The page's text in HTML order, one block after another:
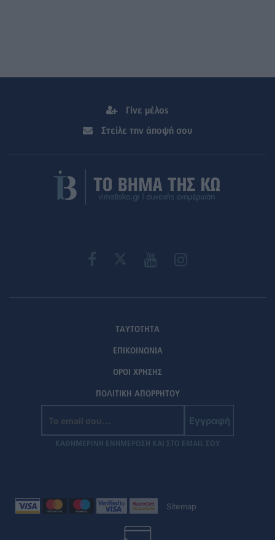
Γίνε μέλος
Στείλε την άποψή σου
ΤΑΥΤΟΤΗΤΑ
ΕΠΙΚΟΙΝΩΝΙΑ
ΟΡΟΙ ΧΡΗΣΗΣ
ΠΟΛΙΤΙΚΗ ΑΠΟΡΡΗΤΟΥ
Εγγραφή
ΚΑΘΗΜΕΡΙΝΗ ΕΝΗΜΕΡΩΣΗ ΚΑΙ ΣΤΟ EMAIL ΣΟΥ
Sitemap